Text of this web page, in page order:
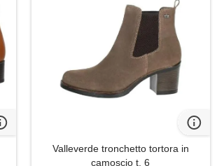
Valleverde tronchetto tortora in
camoscio t. 6